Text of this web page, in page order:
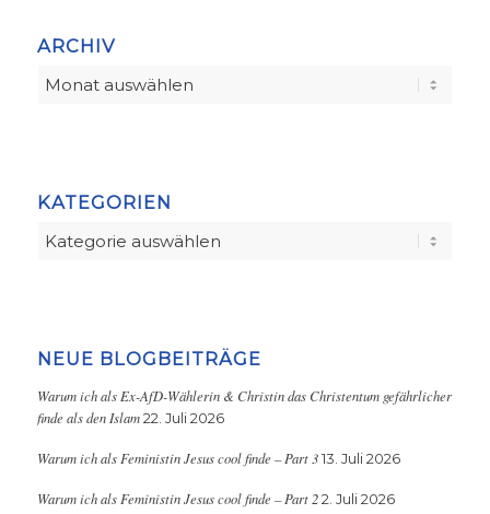
ARCHIV
KATEGORIEN
Kategorien
NEUE BLOGBEITRÄGE
Warum ich als Ex-AfD-Wählerin & Christin das Christentum gefährlicher
finde als den Islam 22. Juli 2026
Warum ich als Feministin Jesus cool finde – Part 3 13. Juli 2026
Warum ich als Feministin Jesus cool finde – Part 2 2. Juli 2026